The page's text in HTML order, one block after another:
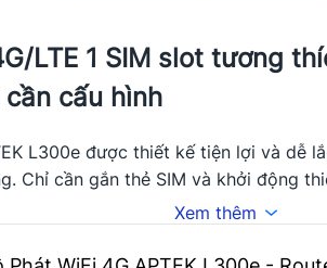
LTE 1 SIM slot tương
cấu hình
L300e được thiết kế tiện lợi và dễ
Chỉ cần gắn thẻ SIM và khởi động
người có thể thắc mắc rằng thiết bị
nối Internet.
Xem thêm